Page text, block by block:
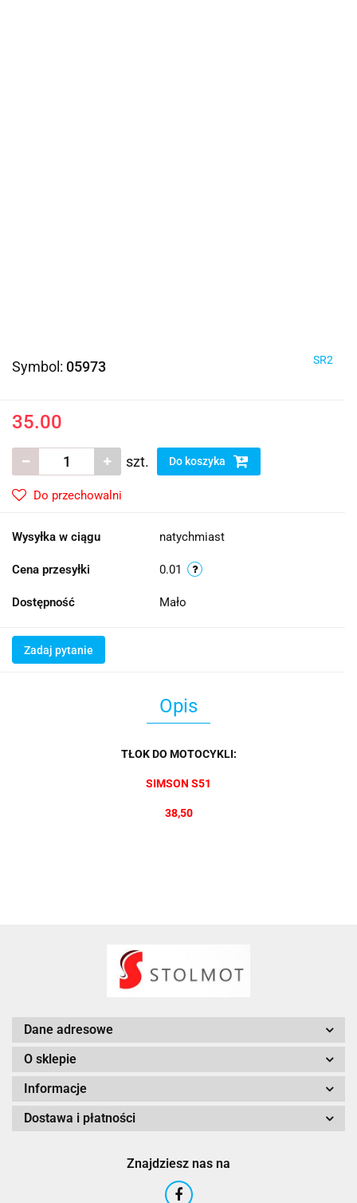
Symbol: 05973 SR2
35.00
szt. Do koszyka
Do przechowalni
Wysyłka w ciągu natychmiast
Cena przesyłki 0.01
Dostępność Mało
Zadaj pytanie
Opis
TŁOK DO MOTOCYKLI:
SIMSON S51
38,50
Dane adresowe
O sklepie
Informacje
Dostawa i płatności
Znajdziesz nas na